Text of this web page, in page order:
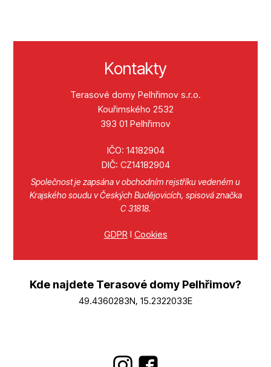
Kontakty
Terasové domy Pelhřimov s.r.o.
Kouřimského 2532
393 01 Pelhřimov
IČO: 14182904
DIČ: CZ14182904
Společnost je zapsána v obchodním rejstříku vedeném u
Krajského soudu v Českých Budějovicích, spisová značka
C 31818.
GDPRI Cookies
Kde najdete Terasové domy Pelhřimov?
49.4360283N, 15.2322033E